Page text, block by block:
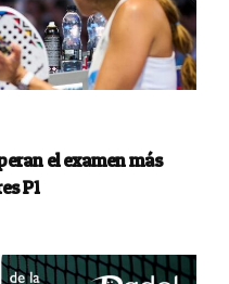
el examen más
P1